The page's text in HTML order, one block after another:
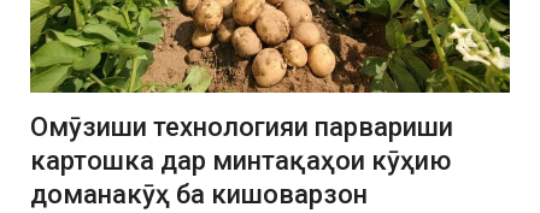
Омӯзиши технологияи парвариши
картошка дар минтақаҳои кӯҳию
доманакӯҳ ба кишоварзон